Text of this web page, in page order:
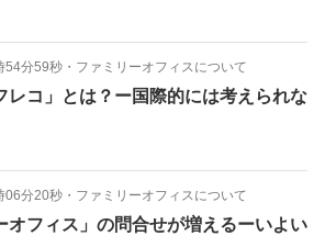
54分59秒 ・ ファミリーオフィスについて
レコ」とは？ー国際的には考えられな
06分20秒 ・ ファミリーオフィスについて
オフィス」の問合せが増えるーいよい